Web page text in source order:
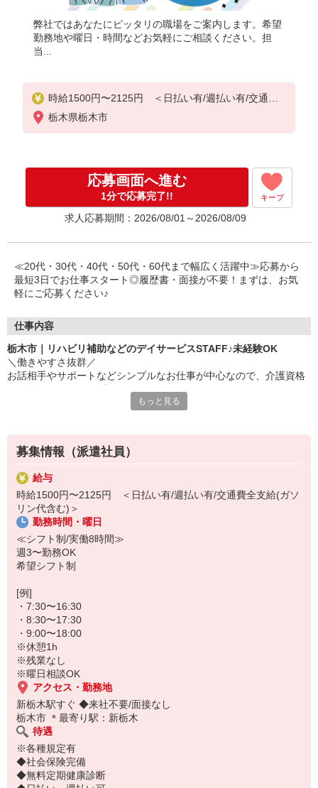
弊社ではあなたにピッタリの職場をご案内します。希望
勤務地や曜日・時間などお気軽にご相談ください。担
当...
時給1500円〜2125円 ＜日払い有/週払い有/交通費
全支給(ガソリン代含む)＞
栃木県栃木市
応募画面へ進む
1分で応募完了!! キープ
求人応募期間：2026/08/01～2026/08/09
≪20代・30代・40代・50代・60代まで幅広く活躍中≫応募から
最短3日でお仕事スタート◎履歴書・面接が不要！まずは、お気
軽にご応募ください♪
仕事内容
栃木市｜リハビリ補助などのデイサービスSTAFF♪未経験OK
＼働きやすさ抜群／
お話相手やサポートなどシンプルなお仕事が中心なので、介護資格
・リハビリ補助
・食事や入浴などの生活介助
・自動車での送迎作業（できる方のみ） など
▼ここがポイント！！
・ほかの施設に比べて、介助業務が少なめ★
・日勤のみ/残業なし、夕方までに帰れる！
・日払い・週払いOK♪
・柔軟なシフト体制 など
い職場です！
もっと見る
募集情報（派遣社員）
給与
時給1500円〜2125円 ＜日払い有/週払い有/交通費全支給(ガソ
リン代含む)＞
勤務時間・曜日
≪シフト制/実働8時間≫
週3〜勤務OK
希望シフト制
[例]
・7:30〜16:30
・8:30〜17:30
・9:00〜18:00
※休憩1h
※残業なし
※曜日相談OK
アクセス・勤務地
新栃木駅すぐ ◆来社不要/面接なし
栃木市 ＊最寄り駅：新栃木
待遇
※各種規定有
◆社会保険完備
◆無料定期健康診断